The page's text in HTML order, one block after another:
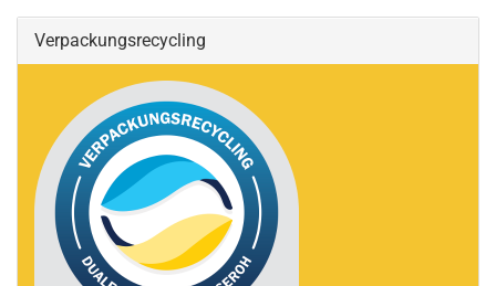
Verpackungsrecycling